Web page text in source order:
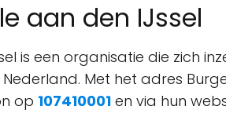
aan den IJssel
is een organisatie die zich
Met het adres
op 107410001 en via hun